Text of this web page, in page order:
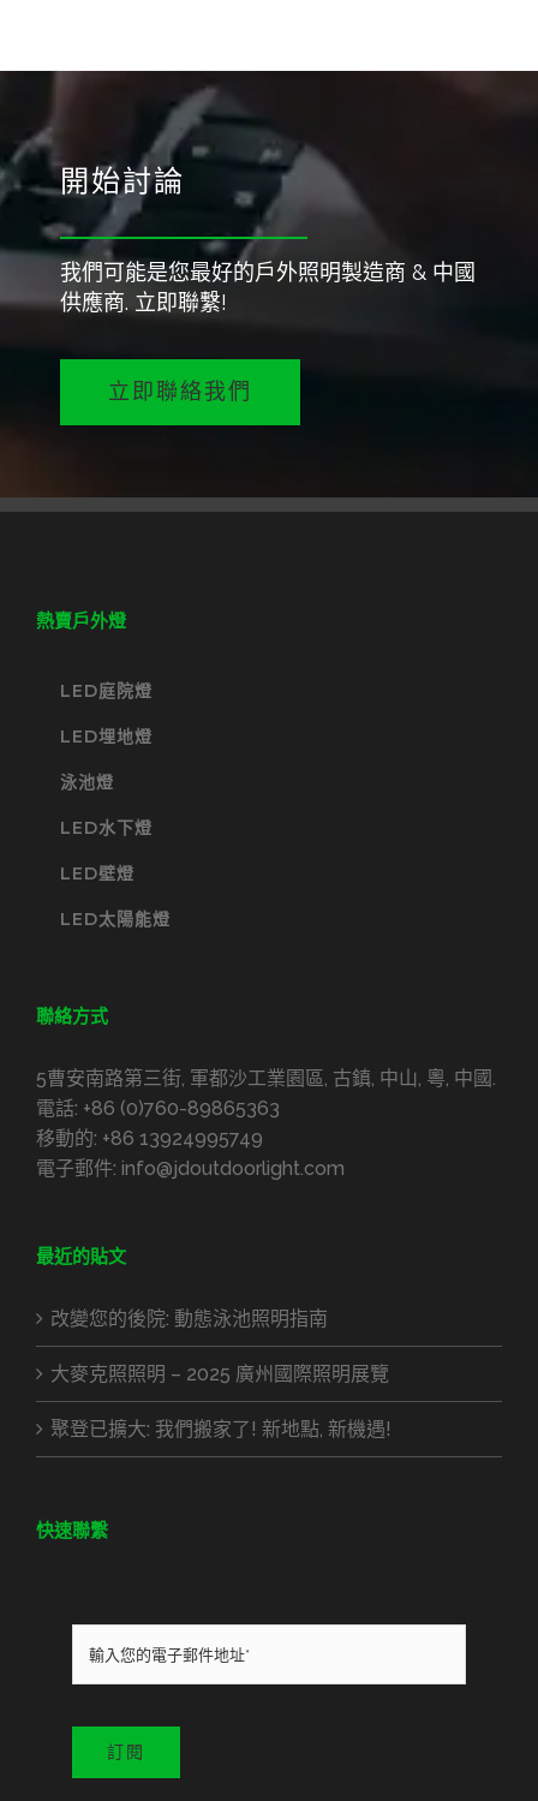
開始討論
我們可能是您最好的戶外照明製造商 & 中國
供應商. 立即聯繫!
立即聯絡我們
熱賣戶外燈
LED庭院燈
LED埋地燈
泳池燈
LED水下燈
LED壁燈
LED太陽能燈
聯絡方式
5曹安南路第三街, 軍都沙工業園區, 古鎮, 中山, 粵, 中國.
電話: +86 (0)760-89865363
移動的: +86 13924995749
電子郵件: info@jdoutdoorlight.com
最近的貼文
改變您的後院: 動態泳池照明指南
大麥克照照明 – 2025 廣州國際照明展覽
聚登已擴大: 我們搬家了! 新地點, 新機遇!
快速聯繫
訂閱